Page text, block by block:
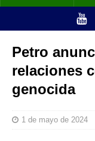
Petro
relaciones
genocida
1 de mayo de 2024